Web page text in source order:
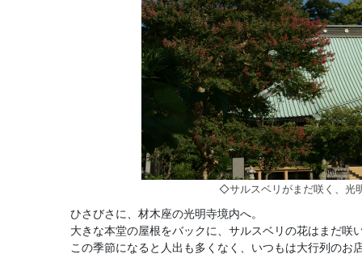
◇サルスベリがまだ咲く、光
ひさびさに、材木座の光明寺境内へ。
大きな本堂の屋根をバックに、サルスベリの花はまだ咲
この季節になると人出も多くなく、いつもは大行列のお